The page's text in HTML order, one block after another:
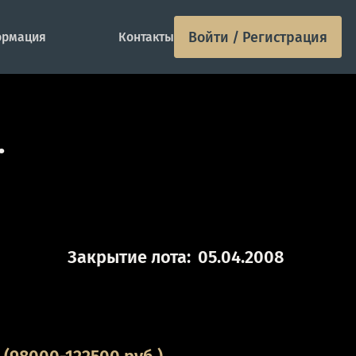
Контакты Войти / Регистрация
Закрытие лота: 05.04.2008